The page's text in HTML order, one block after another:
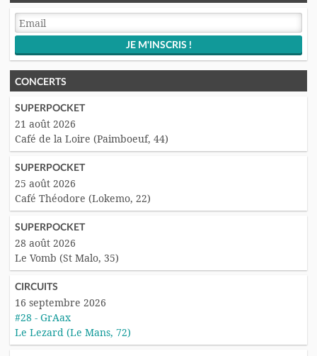
CONCERTS
SUPERPOCKET
21 août 2026
Café de la Loire (Paimboeuf, 44)
SUPERPOCKET
25 août 2026
Café Théodore (Lokemo, 22)
SUPERPOCKET
28 août 2026
Le Vomb (St Malo, 35)
CIRCUITS
16 septembre 2026
#28 - GrAax
Le Lezard (Le Mans, 72)